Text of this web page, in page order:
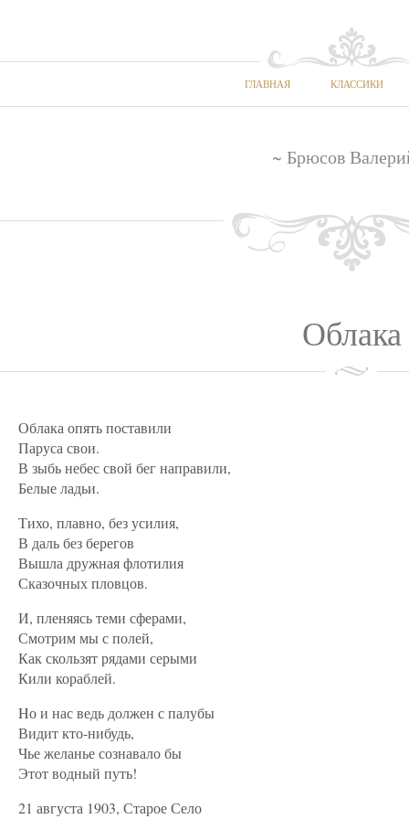
ГЛАВНАЯ КЛАССИКИ
~ Брюсов
Облака
Облака опять поставили
Паруса свои.
В зыбь небес свой бег направили,
Белые ладьи.
Тихо, плавно, без усилия,
В даль без берегов
Вышла дружная флотилия
Сказочных пловцов.
И, пленяясь теми сферами,
Смотрим мы с полей,
Как скользят рядами серыми
Кили кораблей.
Hо и нас ведь должен с палубы
Видит кто-нибудь,
Чье желанье сознавало бы
Этот водный путь!
21 августа 1903, Старое Село